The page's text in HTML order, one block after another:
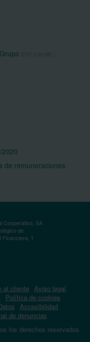
de remuneraciones
Cooperativo, SA
de
Financiera, 1
al cliente Aviso legal
Política de cookies
Accesibilidad
de denuncias
los derechos reservados.